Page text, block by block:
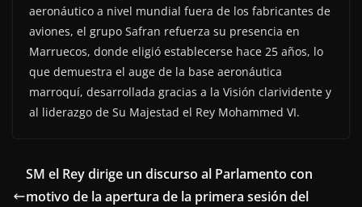
aeronáutico a nivel mundial fuera de los fabricantes de
aviones, el grupo Safran refuerza su presencia en
Marruecos, donde eligió establecerse hace 25 años, lo
que demuestra el auge de la base aeronáutica
marroquí, desarrollada gracias a la Visión clarividente y
al liderazgo de Su Majestad el Rey Mohammed VI.
SM el Rey dirige un discurso al Parlamento con
motivo de la apertura de la primera sesión del